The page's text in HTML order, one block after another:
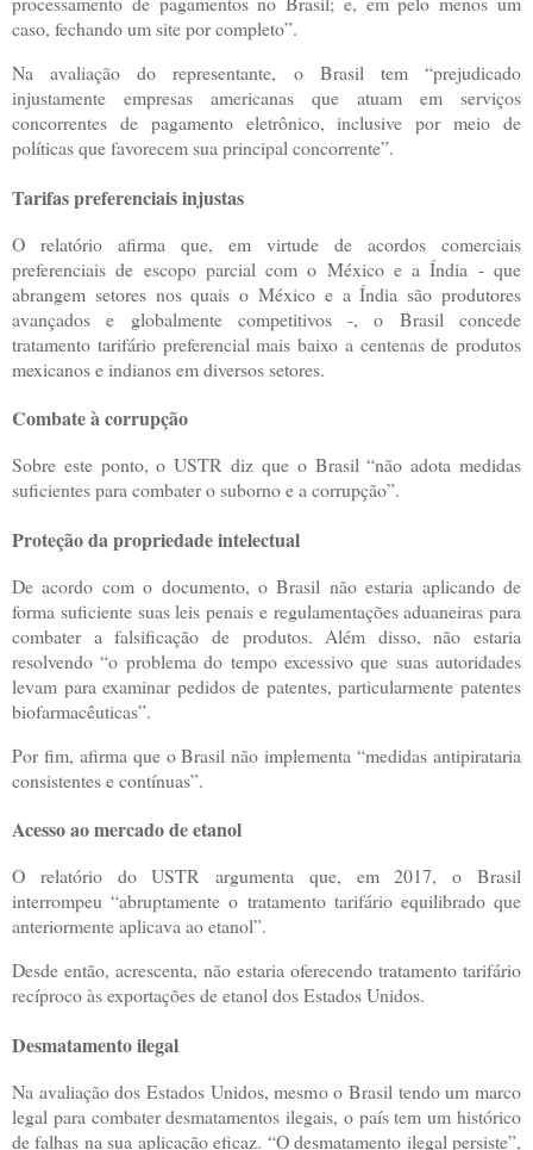
caso, fechando um site por completo”.
Na avaliação do representante, o Brasil tem “prejudicado
injustamente empresas americanas que atuam em serviços
concorrentes de pagamento eletrônico, inclusive por meio de
políticas que favorecem sua principal concorrente”.
Tarifas preferenciais injustas
O relatório afirma que, em virtude de acordos comerciais
preferenciais de escopo parcial com o México e a Índia - que
abrangem setores nos quais o México e a Índia são produtores
avançados e globalmente competitivos -, o Brasil concede
tratamento tarifário preferencial mais baixo a centenas de produtos
mexicanos e indianos em diversos setores.
Combate à corrupção
Sobre este ponto, o USTR diz que o Brasil “não adota medidas
suficientes para combater o suborno e a corrupção”.
Proteção da propriedade intelectual
De acordo com o documento, o Brasil não estaria aplicando de
forma suficiente suas leis penais e regulamentações aduaneiras para
combater a falsificação de produtos. Além disso, não estaria
resolvendo “o problema do tempo excessivo que suas autoridades
levam para examinar pedidos de patentes, particularmente patentes
biofarmacêuticas”.
Por fim, afirma que o Brasil não implementa “medidas antipirataria
consistentes e contínuas”.
Acesso ao mercado de etanol
O relatório do USTR argumenta que, em 2017, o Brasil
interrompeu “abruptamente o tratamento tarifário equilibrado que
anteriormente aplicava ao etanol”.
Desde então, acrescenta, não estaria oferecendo tratamento tarifário
recíproco às exportações de etanol dos Estados Unidos.
Desmatamento ilegal
Na avaliação dos Estados Unidos, mesmo o Brasil tendo um marco
legal para combater desmatamentos ilegais, o país tem um histórico
de falhas na sua aplicação eficaz. “O desmatamento ilegal persiste”,